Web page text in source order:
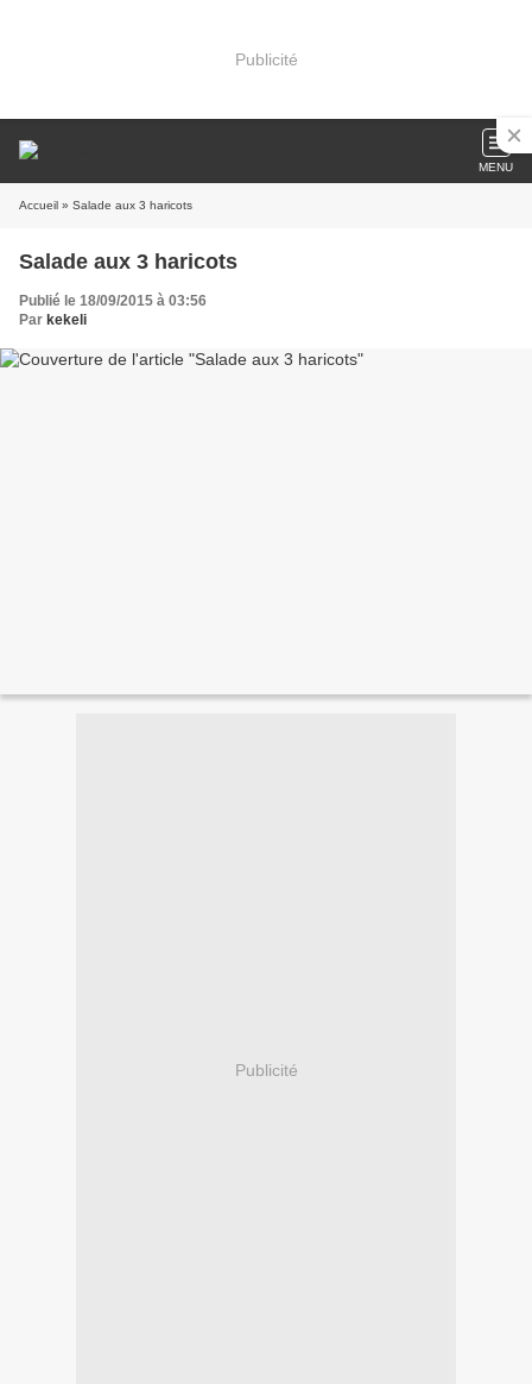
Publicité
MENU
Accueil » Salade aux 3 haricots
Salade aux 3 haricots
Publié le 18/09/2015 à 03:56
Par kekeli
Publicité